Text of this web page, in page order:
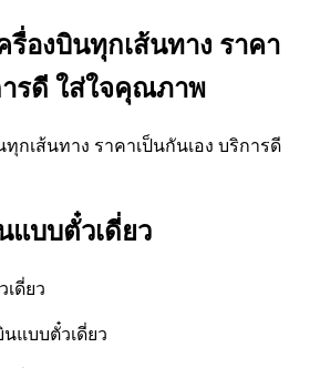
รื่องบินทุกเส้นทาง ราคา
ารดี ใส่ใจคุณภาพ
กเส้นทาง ราคาเป็นกันเอง บริการดี
แบบตั๋วเดี่ยว
เดี่ยว